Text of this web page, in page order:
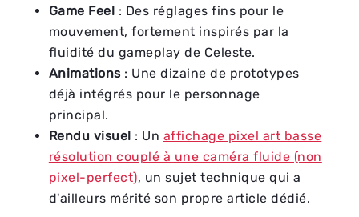
Game Feel : Des réglages fins pour le
mouvement, fortement inspirés par la
fluidité du gameplay de Celeste.
Animations : Une dizaine de prototypes
déjà intégrés pour le personnage
principal.
Rendu visuel : Un affichage pixel art basse
résolution couplé à une caméra fluide (non
pixel-perfect), un sujet technique qui a
d'ailleurs mérité son propre article dédié.